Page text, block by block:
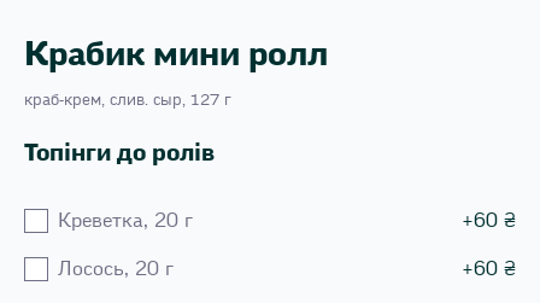
Крабик мини ролл
краб-крем, слив. сыр, 127 г
Топінги до ролів
Креветка, 20 г +60 ₴
Лосось, 20 г +60 ₴